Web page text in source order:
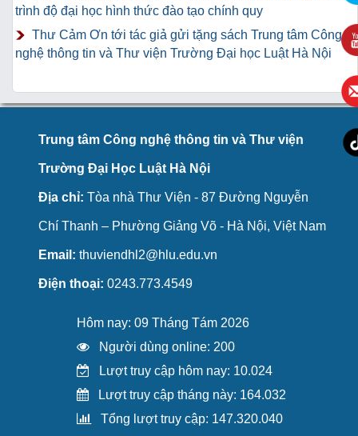
trình độ đại học hình thức đào tạo chính quy
Thư Cảm Ơn tới tác giả gửi tặng sách Trung tâm Công
nghệ thông tin và Thư viện Trường Đại học Luật Hà Nội
Trung tâm Công nghệ thông tin và Thư viện
Trường Đại Học Luật Hà Nội
Địa chỉ: Tòa nhà Thư Viện - 87 Đường Nguyễn
Chí Thanh – Phường Giảng Võ - Hà Nội, Việt Nam
Email: thuviendhl2@hlu.edu.vn
Điện thoại: 0243.773.4549
Hôm nay: 09 Tháng Tám 2026
Người dùng online: 200
Lượt truy cập hôm nay: 10.024
Lượt truy cập tháng này: 164.032
Tổng lượt truy cập: 147.320.040